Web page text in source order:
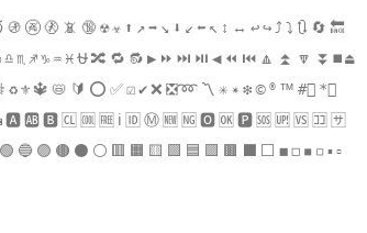
🚯 🚱 🚷 📵 🔞 ☢ ☣ ⬆ ↗ ➡ ↘ ⬇ ↙ ⬅ ↖ ↕ ↔ ↩ ↪ ⤴ ⤵ 🔃 🔄 🔙
♏ ♐ ♑ ♒ ♓ ⛎ 🔀 🔁 🔂 ▶ ⏩ ⏭ ⏯ ◀ ⏪ ⏮ 🔼 ⏫ 🔽 ⏬⏹⏏
⚕ ♻ ⚜ 🔱 📛 🔰 ⭕ ✅ ☑ ✔ ❌ ❎➿ 〽 ✳ ✴ ❇ © ® ™ #⃣ *⃣
🅰 🆎 🅱 🆑 🆒 🆓 ℹ 🆔 Ⓜ 🆕 🆖 🅾 🆗 🅿 🆘 🆙 🆚 🈁 🈂
🟣 🟤 ⚫ ⚪ 🟥 🟧 🟨 🟩 🟦 🟪 🟫 ⬛ ⬜ ◼ ◻ ◾ ◽ ▪ ▫